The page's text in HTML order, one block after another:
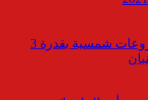
Olptechegypt تنتهي من تنفيذ مشروعات شمسية بقدرة 3